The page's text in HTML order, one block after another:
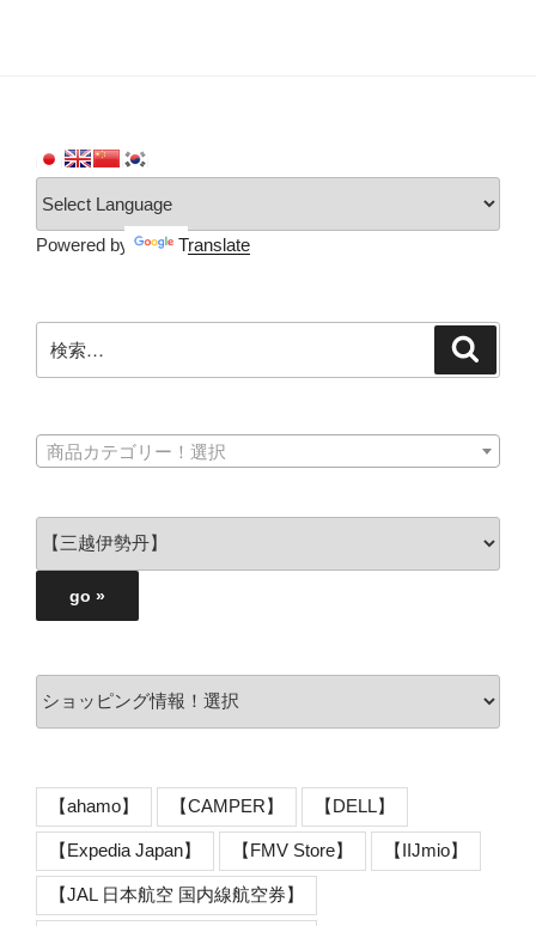
Powered by Translate
検
索:
商品カテゴリー！選択
【ahamo】 【CAMPER】 【DELL】
【Expedia Japan】 【FMV Store】 【IIJmio】
【JAL 日本航空 国内線航空券】